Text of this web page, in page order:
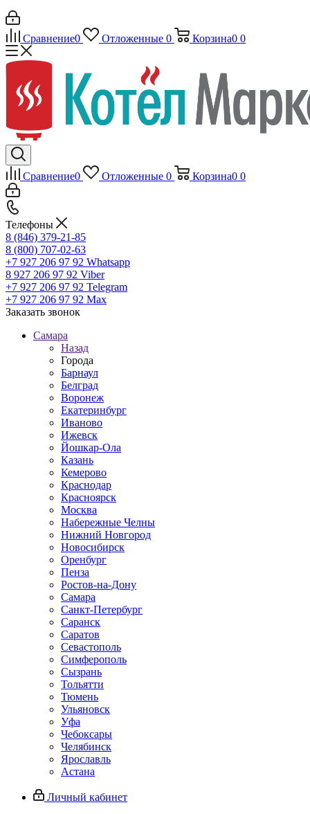
Сравнение0 Отложенные 0 Корзина0 0
Сравнение0 Отложенные 0 Корзина0 0
Телефоны
8 (846) 379-21-85
8 (800) 707-02-63
+7 927 206 97 92 Whatsapp
8 927 206 97 92 Viber
+7 927 206 97 92 Telegram
+7 927 206 97 92 Max
Заказать звонок
Самара
Назад
Города
Барнаул
Белград
Воронеж
Екатеринбург
Иваново
Ижевск
Йошкар-Ола
Казань
Кемерово
Краснодар
Красноярск
Москва
Набережные Челны
Нижний Новгород
Новосибирск
Оренбург
Пенза
Ростов-на-Дону
Самара
Санкт-Петербург
Саранск
Саратов
Севастополь
Симферополь
Сызрань
Тольятти
Тюмень
Ульяновск
Уфа
Чебоксары
Челябинск
Ярославль
Астана
Личный кабинет